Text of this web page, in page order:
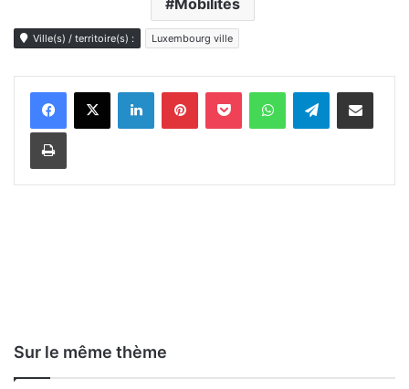
Ville(s) / territoire(s) : Luxembourg ville
LinkedinPinterestPocket WhatsAppTelegramPartager par e-mail
Imprimer
Sur le même thème